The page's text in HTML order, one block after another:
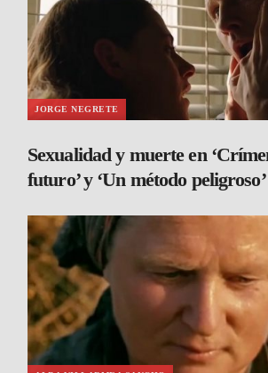
JORGE NEGRETE
Sexualidad y muerte en
futuro’ y ‘Un método peligroso’